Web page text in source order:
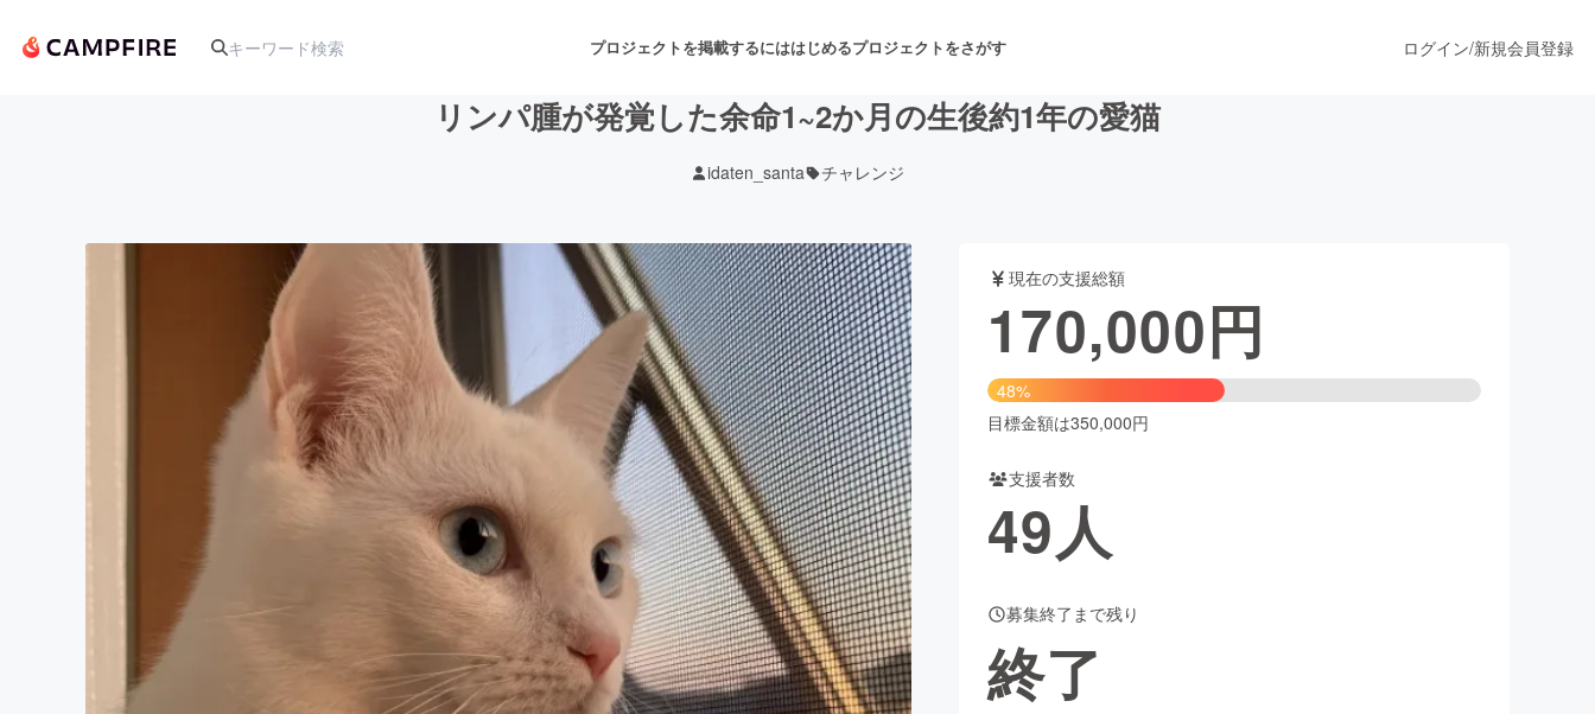
プロジェクトを掲載するにははじめるプロジェクトをさがす
アート・写真 音楽 舞台・パフォーマンス
テクノロジー・ガジェット ゲーム・サービス開発 フード・飲食店 ファッション
映像・映画 書籍・雑誌出版 アニメ・漫画
ビジネス・起業 チャレンジ ビューティー・ヘルスケア
まちづくり・地域活性化
CAMPFIRE for Social GoodCAMPFIRE Creation
CAMPFIREふるさと納税machi-yaコミュニティ
ログイン/新規会員登録
リンパ腫が発覚した余命1~2か月の生後約1年の愛猫
idaten_santa チャレンジ
現在の支援総額
170,000円
48%
目標金額は350,000円
支援者数
49人
募集終了まで残り
終了